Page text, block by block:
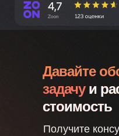
Получите
Давайте
задачу и
стоимость